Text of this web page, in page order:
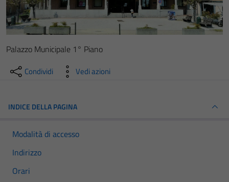
Palazzo Municipale 1° Piano
Condividi Vedi azioni
INDICE DELLA PAGINA
Modalità di accesso
Indirizzo
Orari